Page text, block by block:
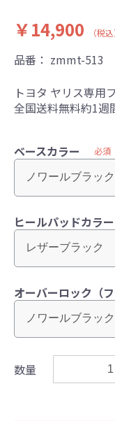
￥14,900
（税込
品番： zmmt-513
トヨタ ヤリス専用
全国送料無料約1週
ベースカラー 必須
ヒールパッドカラー
オーバーロック（
数量